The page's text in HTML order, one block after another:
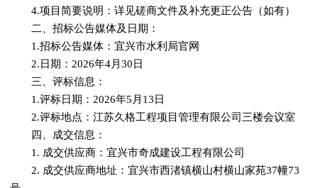
4.项目简要说明：详见磋商文件及补充更正公告（如有）
二、招标公告媒体及日期：
1.招标公告媒体：宜兴市水利局官网
2.日期：2026年4月30日
三、评标信息：
1.评标日期：2026年5月13日
2.评标地点：江苏久格工程项目管理有限公司三楼会议室
四、成交信息：
1. 成交供应商：宜兴市奇成建设工程有限公司
2. 成交供应商地址：宜兴市西渚镇横山村横山家苑37幢73